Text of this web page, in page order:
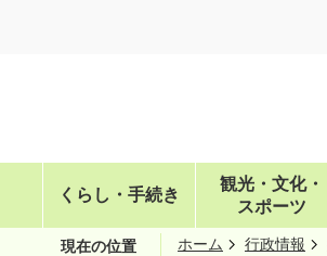
くらし・手続き
観光・文化・
スポーツ
現在の位置 ホーム 行政情報